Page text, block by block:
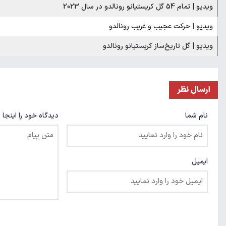
ویدیو | تمام 54 گل کریستیانو رونالدو در سال 2023
ویدیو | حرکت عجیب و غریب رونالدو
ویدیو | گل تاریخ‌ساز کریستیانو رونالدو
ارسال نظر
نام شما
ایمیل
دیدگاه خود را